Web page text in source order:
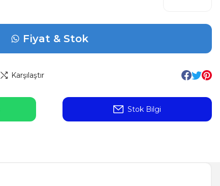
Fiyat & Stok
Karşılaştır
Stok Bilgi